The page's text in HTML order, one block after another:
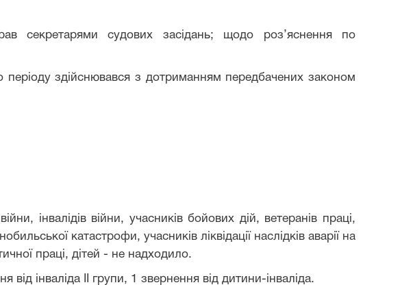
секретарями судових засідань; щодо роз’яснення по
здійснювався з дотриманням передбачених законом
інвалідів війни, учасників бойових дій, ветеранів праці,
катастрофи, учасників ліквідації наслідків аварії на
праці, дітей - не надходило.
від інваліда групи, 1 звернення від дитини-інваліда.